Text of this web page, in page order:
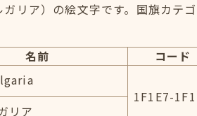
ガリア）の絵文字です。国旗カ
名前
コード
1F1E7-
リア